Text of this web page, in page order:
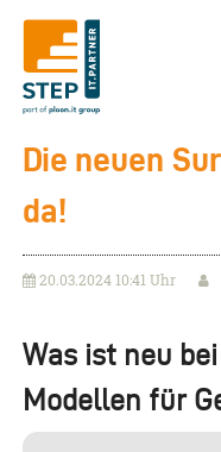
Die neuen
da!
20.03.2024 10:41 Uhr
Was ist neu
Modellen für